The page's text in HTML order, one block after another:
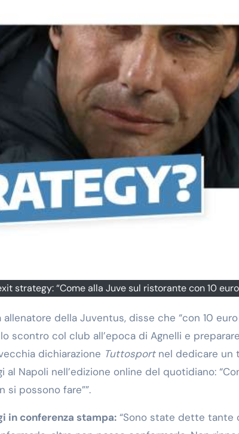
strategy: “Come alla Juve sul ristorante con 10
allenatore della Juventus, disse che “con 10
scontro col club all’epoca di Agnelli e
dichiarazione Tuttosport nel dedicare un
al Napoli nell’edizione online del quotidiano:
si possono fare””.
in conferenza stampa: “Sono state dette tante